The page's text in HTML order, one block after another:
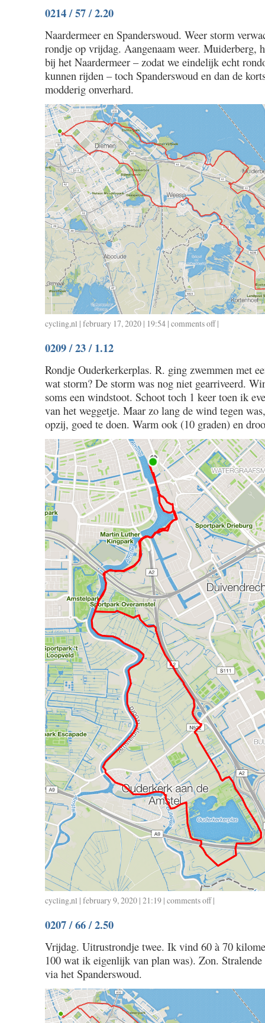
/
1.42
0214 / 57 / 2.20
Naardermeer en Spanderswoud. Weer storm
rondje op vrijdag. Aangenaam weer. Muiderberg,
bij het Naardermeer – zodat we eindelijk echt
kunnen rijden – toch Spanderswoud en dan de
modderig onverhard.
cycling,nl | february 17, 2020 | 19:54 | comments offon
/
2.20
|
0209 / 23 / 1.12
Rondje Ouderkerkerplas. R. ging zwemmen met
wat storm? De storm was nog niet gearriveerd.
soms een windstoot. Schoot toch 1 keer toen ik
van het weggetje. Maar zo lang de wind tegen
opzij, goed te doen. Warm ook (10 graden) en
cycling,nl | february 9, 2020 | 21:19 | comments offon
/
1.12
|
0207 / 66 / 2.50
Vrijdag. Uitrustrondje twee. Ik vind 60 à 70
100 wat ik eigenlijk van plan was). Zon. Stralende
via het Spanderswoud.